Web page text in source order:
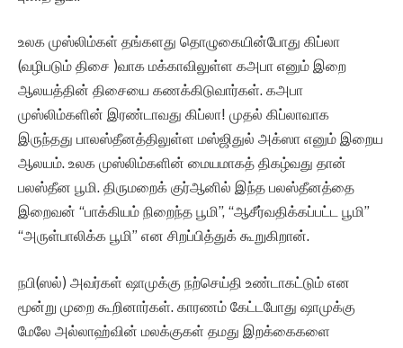
உலக முஸ்லிம்கள் தங்களது தொழுகையின்போது கிப்லா
(வழிபடும் திசை )வாக மக்காவிலுள்ள கஅபா எனும் இறை
ஆலயத்தின் திசையை கணக்கிடுவார்கள். கஅபா
முஸ்லிம்களின் இரண்டாவது கிப்லா! முதல் கிப்லாவாக
இருந்தது பாலஸ்தீனத்திலுள்ள மஸ்ஜிதுல் அக்ஸா எனும் இறைய
ஆலயம். உலக முஸ்லிம்களின் மையமாகத் திகழ்வது தான்
பலஸ்தீன பூமி. திருமறைக் குர்ஆனில் இந்த பலஸ்தீனத்தை
இறைவன் “பாக்கியம் நிறைந்த பூமி”, “ஆசீர்வதிக்கப்பட்ட பூமி”
“அருள்பாலிக்க பூமி” என சிறப்பித்துக் கூறுகிறான்.
நபி(ஸல்) அவர்கள் ஷாமுக்கு நற்செய்தி உண்டாகட்டும் என
மூன்று முறை கூறினார்கள். காரணம் கேட்டபோது ஷாமுக்கு
மேலே அல்லாஹ்வின் மலக்குகள் தமது இறக்கைகளை